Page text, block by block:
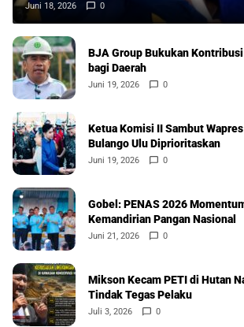
Juni 18, 2026 0
BJA Group Bukukan
bagi Daerah
Juni 19, 2026 0
Ketua Komisi II Sambut
Bulango Ulu Diprioritaskan
Juni 19, 2026 0
Gobel: PENAS 2026
Kemandirian Pangan Nasional
Juni 21, 2026 0
Mikson Kecam PETI di Hutan
Tindak Tegas Pelaku
Juli 3, 2026 0